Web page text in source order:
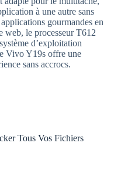
à une autre sans
gourmandes en
web, le processeur T612
d’exploitation
Vivo Y19s offre une
sans accrocs.
Tous Vos Fichiers